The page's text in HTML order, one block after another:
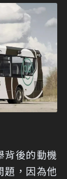
背後的動機
題，因為他